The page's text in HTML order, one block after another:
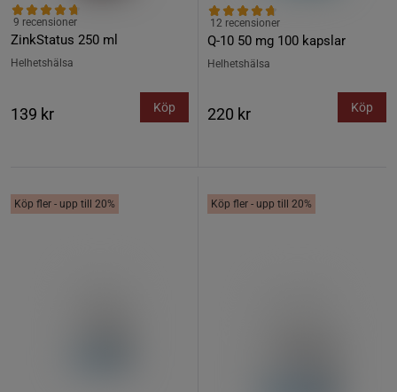
ZinkStatus 250 ml
9 recensioner
Helhetshälsa
139 kr Köp
Q-10 50 mg 100 kapslar
12 recensioner
Helhetshälsa
220 kr Köp
Köp fler - upp till 20% Köp fler - upp till 20%